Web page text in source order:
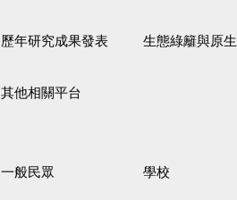
歷年研究成果發表 生態綠籬與原生野花植生毯
其他相關平台
一般民眾 學校